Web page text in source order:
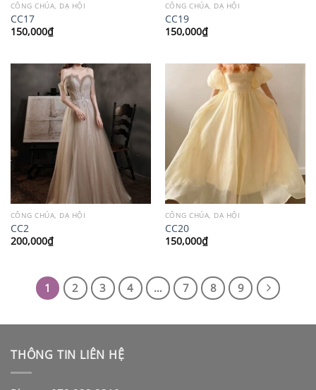
CÔNG CHÚA, DẠ HỘI
CC17
150,000₫
CÔNG CHÚA, DẠ HỘI
CC19
150,000₫
CÔNG CHÚA, DẠ HỘI
CC2
200,000₫
CÔNG CHÚA, DẠ HỘI
CC20
150,000₫
1 2 3 4 … 7 8 9
THÔNG TIN LIÊN HỆ